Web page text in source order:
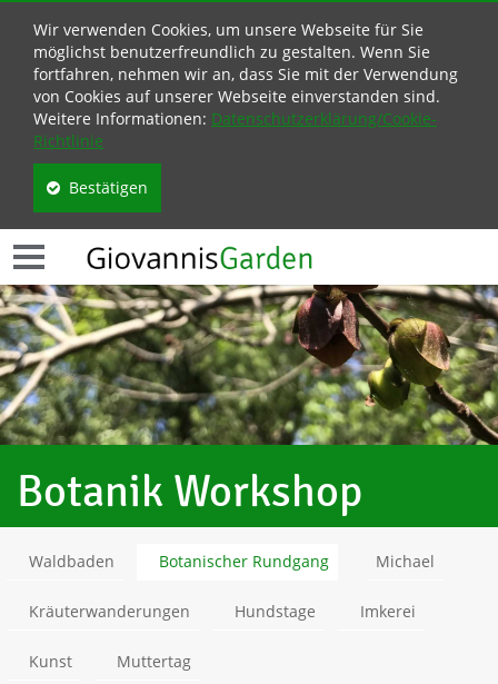
Wir verwenden Cookies, um unsere Webseite für Sie
möglichst benutzerfreundlich zu gestalten. Wenn Sie
fortfahren, nehmen wir an, dass Sie mit der Verwendung
von Cookies auf unserer Webseite einverstanden sind.
Weitere Informationen: Datenschutzerklärung/Cookie-
Richtlinie
Bestätigen
Botanik Workshop
Waldbaden Botanischer Rundgang Michael
Kräuterwanderungen Hundstage Imkerei
Kunst Muttertag